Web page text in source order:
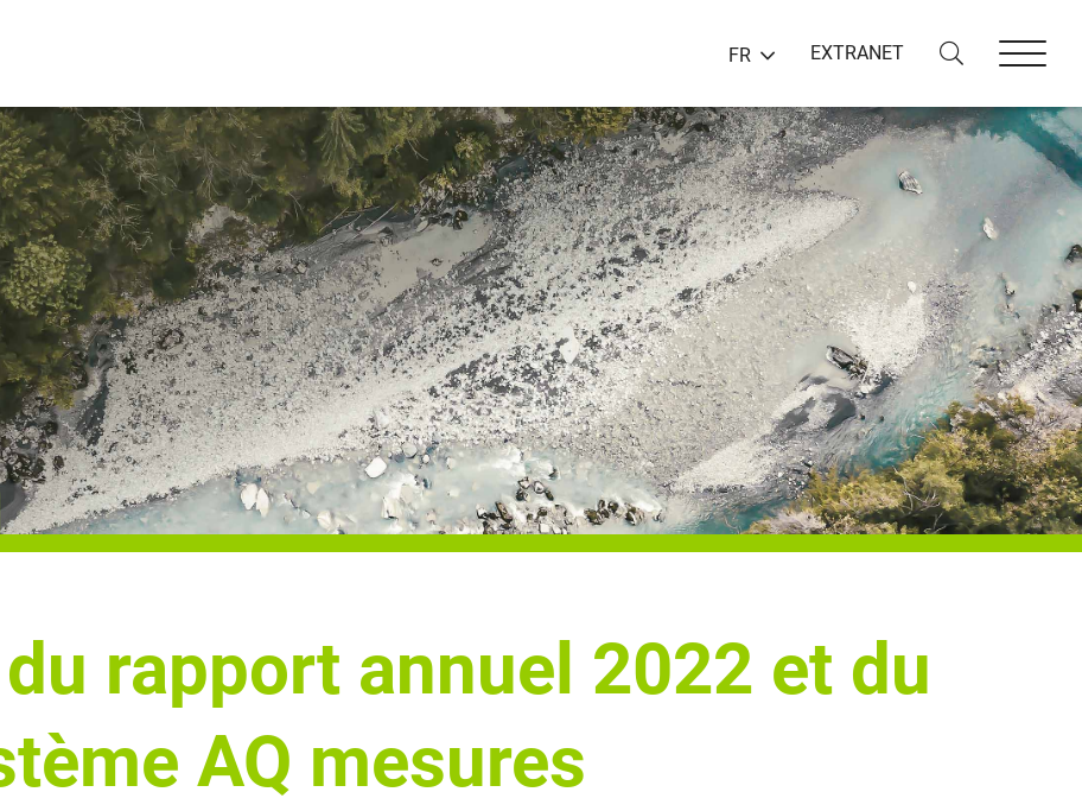
FR EXTRANET
rapport annuel 2022 et du
AQ mesures